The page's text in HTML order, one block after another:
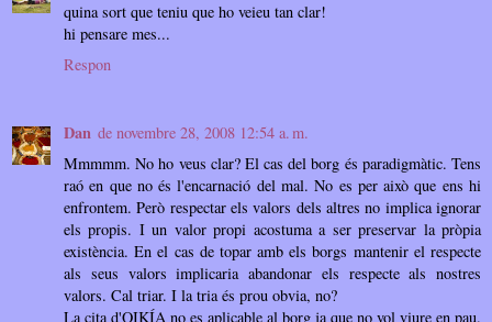
quina sort que teniu que ho veieu tan clar!
hi pensare mes...
Respon
Dan de novembre 28, 2008 12:54 a. m.
Mmmmm. No ho veus clar? El cas del borg és paradigmàtic. Tens
raó en que no és l'encarnació del mal. No es per això que ens hi
enfrontem. Però respectar els valors dels altres no implica ignorar
els propis. I un valor propi acostuma a ser preservar la pròpia
existència. En el cas de topar amb els borgs mantenir el respecte
als seus valors implicaria abandonar els respecte als nostres
valors. Cal triar. I la tria és prou obvia, no?
La cita d'OIKÍA no es aplicable al borg ja que no vol viure en pau.